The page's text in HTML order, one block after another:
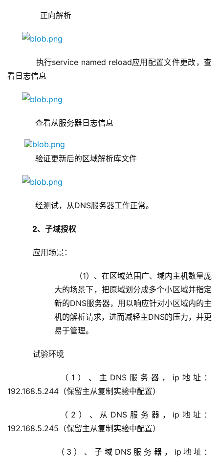
正向解析
执行service named reload应用配置文件更改，查
看日志信息
查看从服务器日志信息
验证更新后的区域解析库文件
经测试，从DNS服务器工作正常。
2、子域授权
应用场景：
（1）、在区域范围广、域内主机数量庞
大的场景下，把原域划分成多个小区域并指定
新的DNS服务器，用以响应针对小区域内的主
机的解析请求，进而减轻主DNS的压力，并更
易于管理。
试验环境
（1）、主DNS服务器，ip地址：
192.168.5.244（保留主从复制实验中配置）
（2）、从DNS服务器，ip地址：
192.168.5.245（保留主从复制实验中配置）
（3）、子域DNS服务器，ip地址：